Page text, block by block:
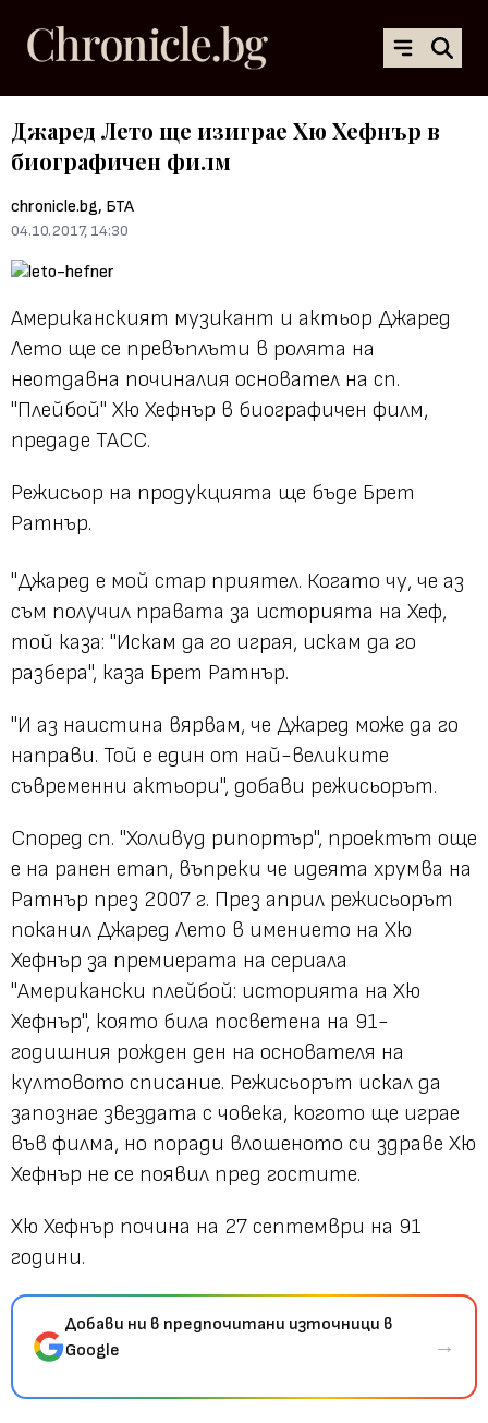
Джаред Лето ще изиграе Хю Хефнър в
биографичен филм
chronicle.bg, БТА
04.10.2017, 14:30
Американският музикант и актьор Джаред
Лето ще се превъплъти в ролята на
неотдавна починалия основател на сп.
"Плейбой" Хю Хефнър в биографичен филм,
предаде ТАСС.
Режисьор на продукцията ще бъде Брет
Ратнър.
"Джаред е мой стар приятел. Когато чу, че аз
съм получил правата за историята на Хеф,
той каза: "Искам да го играя, искам да го
разбера", каза Брет Ратнър.
"И аз наистина вярвам, че Джаред може да го
направи. Той е един от най-великите
съвременни актьори", добави режисьорът.
Според сп. "Холивуд рипортър", проектът още
е на ранен етап, въпреки че идеята хрумва на
Ратнър през 2007 г. През април режисьорът
поканил Джаред Лето в имението на Хю
Хефнър за премиерата на сериала
"Американски плейбой: историята на Хю
Хефнър", която била посветена на 91-
годишния рожден ден на основателя на
култовото списание. Режисьорът искал да
запознае звездата с човека, когото ще играе
във филма, но поради влошеното си здраве Хю
Хефнър не се появил пред гостите.
Хю Хефнър почина на 27 септември на 91
години.
Добави ни в предпочитани източници в
Google
→